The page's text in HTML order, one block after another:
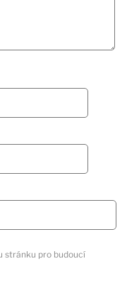
stránku pro budoucí